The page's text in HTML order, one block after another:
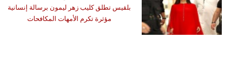
بلقيس تطلق كليب زهر ليمون برسالة إنسانية
مؤثرة تكرم الأمهات المكافحات